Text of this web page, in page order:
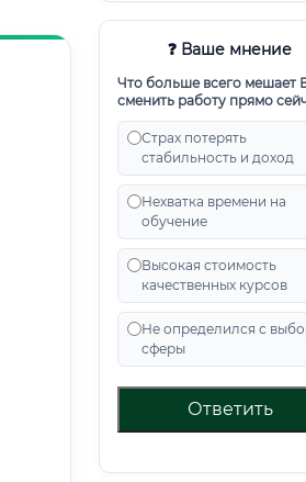
❓ Ваше мнение
Что больше всего мешает
сменить работу прямо
Страх потерять
стабильность и доход
Нехватка времени на
обучение
Высокая стоимость
качественных курсов
Не определился с
сферы
Ответить